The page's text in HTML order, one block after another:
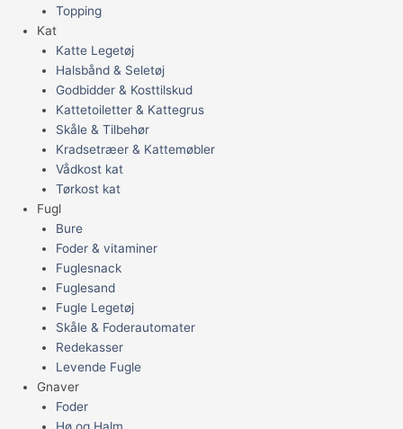
Topping
Kat
Katte Legetøj
Halsbånd & Seletøj
Godbidder & Kosttilskud
Kattetoiletter & Kattegrus
Skåle & Tilbehør
Kradsetræer & Kattemøbler
Vådkost kat
Tørkost kat
Fugl
Bure
Foder & vitaminer
Fuglesnack
Fuglesand
Fugle Legetøj
Skåle & Foderautomater
Redekasser
Levende Fugle
Gnaver
Foder